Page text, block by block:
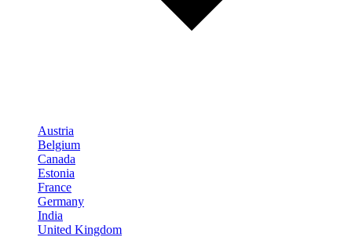
Austria
Belgium
Canada
Estonia
France
Germany
India
United Kingdom